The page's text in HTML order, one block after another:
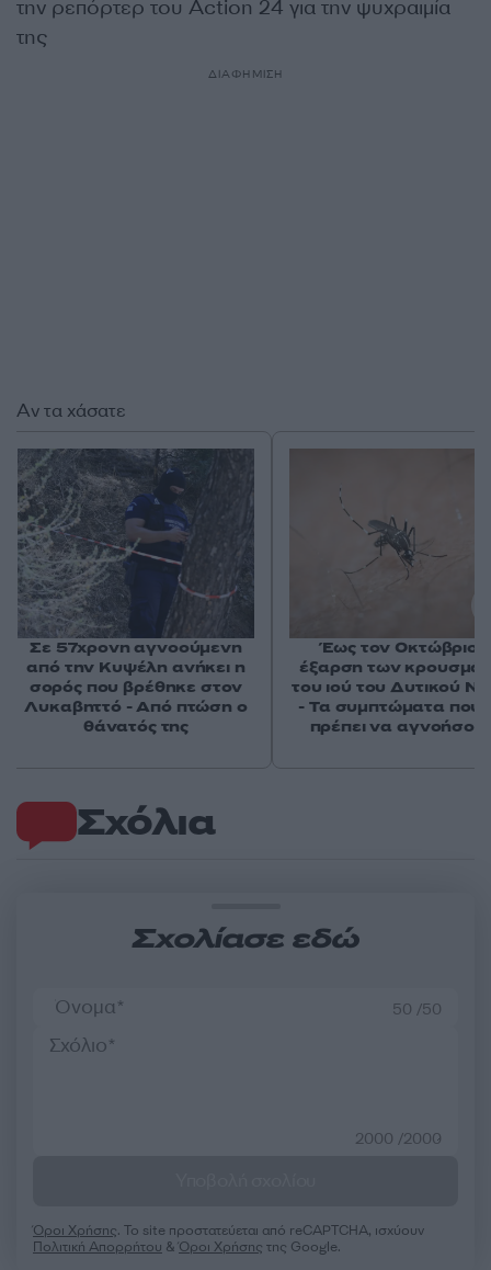
την ρεπόρτερ του Action 24 για την ψυχραιμία
της
ΔΙΑΦΗΜΙΣΗ
Σχόλια
Σχολίασε εδώ
50 /50
2000 /2000
Όροι Χρήσης. Το site προστατεύεται από reCAPTCHA, ισχύουν
Πολιτική Απορρήτου &Όροι Χρήσης της Google.
Αν τα χάσατε
Σε 57χρονη αγνοούμενη
από την Κυψέλη ανήκει η
σορός που βρέθηκε στον
Λυκαβηττό - Από πτώση ο
θάνατός της
Έως τον Οκτώβριο
έξαρση των
του ιού του Δυτικού
- Τα συμπτώματα που
πρέπει να